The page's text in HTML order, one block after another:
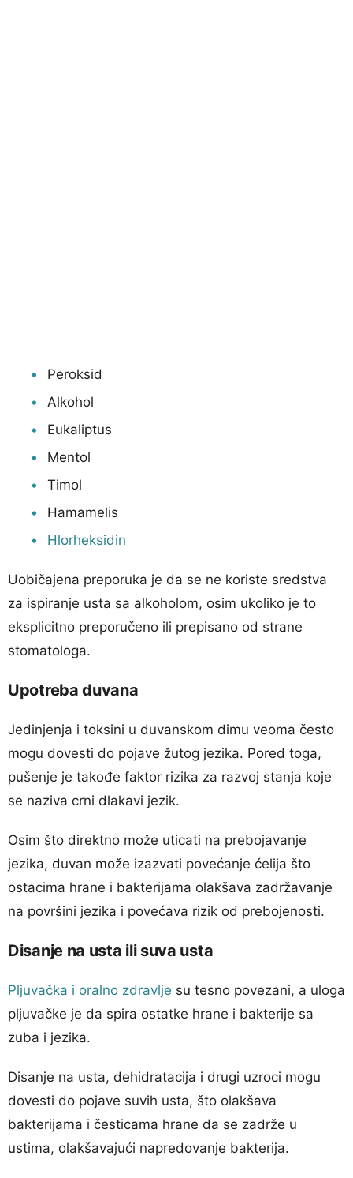
Peroksid
Alkohol
Eukaliptus
Mentol
Timol
Hamamelis
Hlorheksidin
Uobičajena preporuka je da se ne koriste sredstva
za ispiranje usta sa alkoholom, osim ukoliko je to
eksplicitno preporučeno ili prepisano od strane
stomatologa.
Upotreba duvana
Jedinjenja i toksini u duvanskom dimu veoma često
mogu dovesti do pojave žutog jezika. Pored toga,
pušenje je takođe faktor rizika za razvoj stanja koje
se naziva crni dlakavi jezik.
Osim što direktno može uticati na prebojavanje
jezika, duvan može izazvati povećanje ćelija što
ostacima hrane i bakterijama olakšava zadržavanje
na površini jezika i povećava rizik od prebojenosti.
Disanje na usta ili suva usta
Pljuvačka i oralno zdravlje su tesno povezani, a uloga
pljuvačke je da spira ostatke hrane i bakterije sa
zuba i jezika.
Disanje na usta, dehidratacija i drugi uzroci mogu
dovesti do pojave suvih usta, što olakšava
bakterijama i česticama hrane da se zadrže u
ustima, olakšavajući napredovanje bakterija.